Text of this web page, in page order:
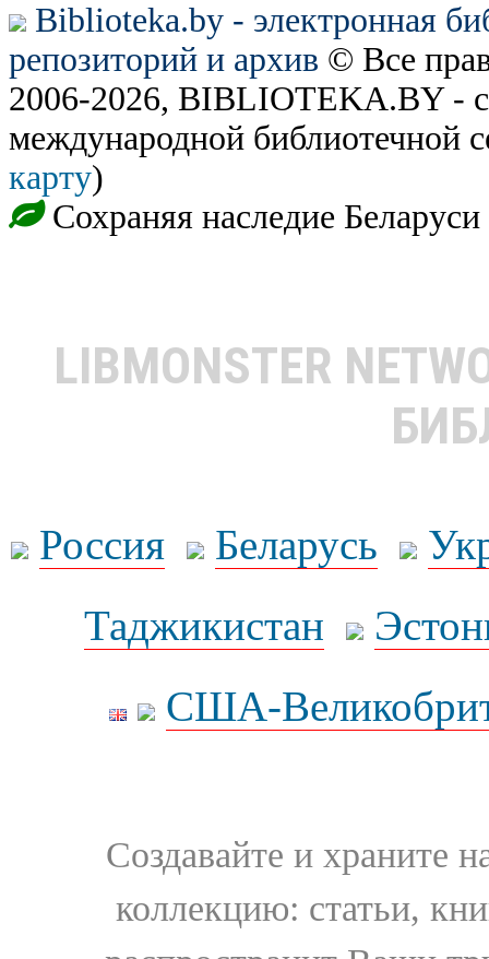
Biblioteka.by - электронная
репозиторий и архив © Все
2006-2026, BIBLIOTEKA.BY -
международной библиотечной
карту)
Сохраняя наследие Беларуси
LIBMONSTER
Россия Беларусь
Таджикистан
США-
Создавайте и храните
коллекцию: статьи,